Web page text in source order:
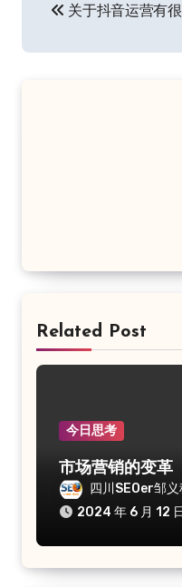
导
关于抖音运营有
Related Post
今日思考
市场营销的变革
四川SEOer邹义
2024 年 6 月 12